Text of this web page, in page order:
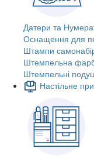
Датери та
Оснащення для
Штампи
Штемпельна
Штемпельні
Настільне